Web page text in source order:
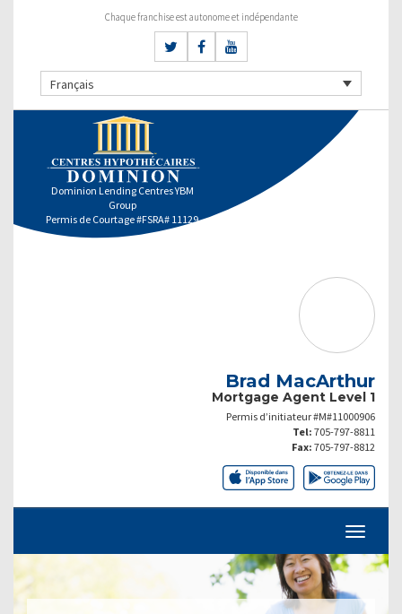
Chaque franchise est autonome et indépendante
Français
Dominion Lending Centres YBM
Group
Permis de Courtage #FSRA# 11129
Brad MacArthur
Mortgage Agent Level 1
Permis d’initiateur #M#11000906
Tel: 705-797-8811
Fax: 705-797-8812